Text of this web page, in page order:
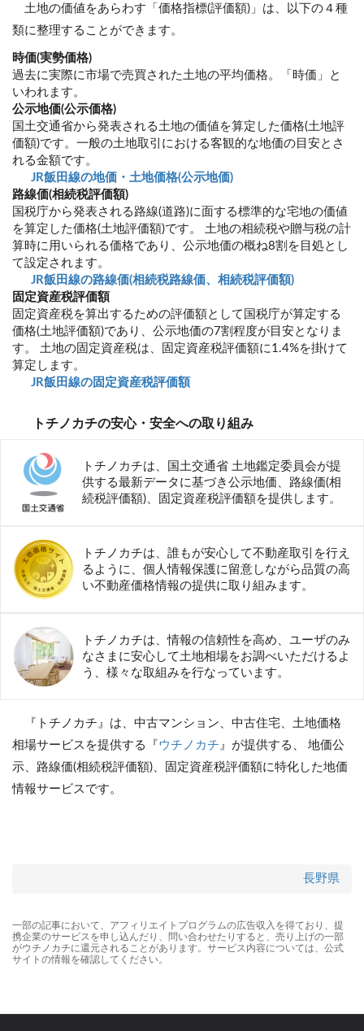
土地の価値をあらわす「価格指標(評価額)」は、以下の４種
類に整理することができます。
時価(実勢価格)
過去に実際に市場で売買された土地の平均価格。「時価」と
いわれます。
公示地価(公示価格)
国土交通省から発表される土地の価値を算定した価格(土地評
価額)です。一般の土地取引における客観的な地価の目安とさ
れる金額です。
JR飯田線の地価・土地価格(公示地価)
路線価(相続税評価額)
国税庁から発表される路線(道路)に面する標準的な宅地の価値
を算定した価格(土地評価額)です。 土地の相続税や贈与税の計
算時に用いられる価格であり、公示地価の概ね8割を目処とし
て設定されます。
JR飯田線の路線価(相続税路線価、相続税評価額)
固定資産税評価額
固定資産税を算出するための評価額として国税庁が算定する
価格(土地評価額)であり、公示地価の7割程度が目安となりま
す。 土地の固定資産税は、固定資産税評価額に1.4%を掛けて
算定します。
JR飯田線の固定資産税評価額
トチノカチの安心・安全への取り組み
トチノカチは、国土交通省 土地鑑定委員会が提
供する最新データに基づき公示地価、路線価(相
続税評価額)、固定資産税評価額を提供します。
トチノカチは、誰もが安心して不動産取引を行え
るように、個人情報保護に留意しながら品質の高
い不動産価格情報の提供に取り組みます。
トチノカチは、情報の信頼性を高め、ユーザのみ
なさまに安心して土地相場をお調べいただけるよ
う、様々な取組みを行なっています。
『トチノカチ』は、中古マンション、中古住宅、土地価格
相場サービスを提供する『 ウチノカチ 』が提供する、 地価公
示、路線価(相続税評価額)、固定資産税評価額に特化した地価
情報サービスです。
長野県
一部の記事において、アフィリエイトプログラムの広告収入を得ており、提
携企業のサービスを申し込んだり、問い合わせたりすると、売り上げの一部
がウチノカチに還元されることがあります。サービス内容については、公式
サイトの情報を確認してください。